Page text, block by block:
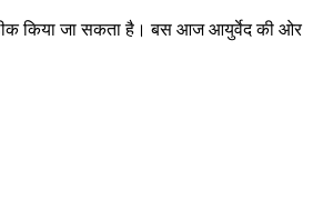
किया जा सकता है। बस आज आयुर्वेद की ओर